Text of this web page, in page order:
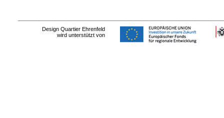
Design Quartier Ehrenfeld
wird unterstützt von